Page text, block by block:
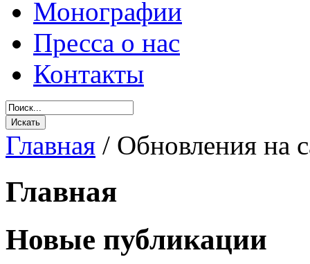
Монографии
Пресса о нас
Контакты
Главная / Обновления на
Главная
Новые публикации